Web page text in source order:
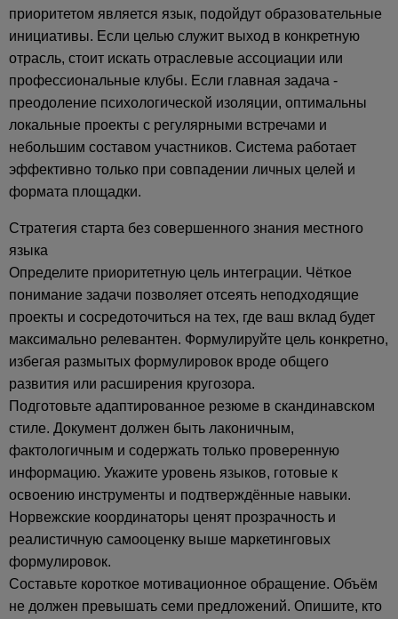
приоритетом является язык, подойдут образовательные
инициативы. Если целью служит выход в конкретную
отрасль, стоит искать отраслевые ассоциации или
профессиональные клубы. Если главная задача -
преодоление психологической изоляции, оптимальны
локальные проекты с регулярными встречами и
небольшим составом участников. Система работает
эффективно только при совпадении личных целей и
формата площадки.
Стратегия старта без совершенного знания местного
языка
Определите приоритетную цель интеграции. Чёткое
понимание задачи позволяет отсеять неподходящие
проекты и сосредоточиться на тех, где ваш вклад будет
максимально релевантен. Формулируйте цель конкретно,
избегая размытых формулировок вроде общего
развития или расширения кругозора.
Подготовьте адаптированное резюме в скандинавском
стиле. Документ должен быть лаконичным,
фактологичным и содержать только проверенную
информацию. Укажите уровень языков, готовые к
освоению инструменты и подтверждённые навыки.
Норвежские координаторы ценят прозрачность и
реалистичную самооценку выше маркетинговых
формулировок.
Составьте короткое мотивационное обращение. Объём
не должен превышать семи предложений. Опишите, кто